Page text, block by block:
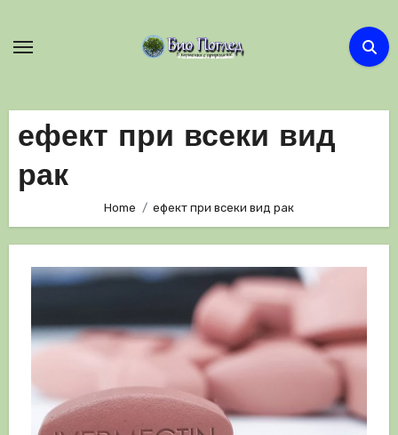
ефект при всеки вид
рак
Home ефект при всеки вид рак